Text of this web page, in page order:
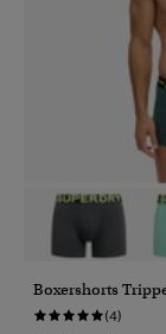
Boxershorts
(4)